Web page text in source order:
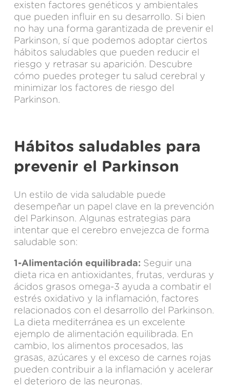
existen factores genéticos y ambientales
que pueden influir en su desarrollo. Si bien
no hay una forma garantizada de prevenir el
Parkinson, sí que podemos adoptar ciertos
hábitos saludables que pueden reducir el
riesgo y retrasar su aparición. Descubre
cómo puedes proteger tu salud cerebral y
minimizar los factores de riesgo del
Parkinson.
Hábitos saludables para
prevenir el Parkinson
Un estilo de vida saludable puede
desempeñar un papel clave en la prevención
del Parkinson. Algunas estrategias para
intentar que el cerebro envejezca de forma
saludable son:
1-Alimentación equilibrada: Seguir una
dieta rica en antioxidantes, frutas, verduras y
ácidos grasos omega-3 ayuda a combatir el
estrés oxidativo y la inflamación, factores
relacionados con el desarrollo del Parkinson.
La dieta mediterránea es un excelente
ejemplo de alimentación equilibrada. En
cambio, los alimentos procesados, las
grasas, azúcares y el exceso de carnes rojas
pueden contribuir a la inflamación y acelerar
el deterioro de las neuronas.